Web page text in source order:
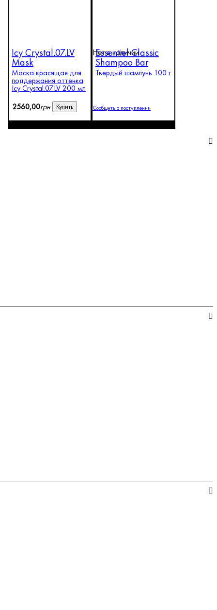
Icy Crystal.07.LV
Mask
Маска красящая для
поддержания оттенка
Icy Crystal.07.LV 200 мл
2560,00грн Купить
Нет в наличии
Essentiel Classic
Shampoo Bar
Твердый шампунь 100 г
Сообщить о поступлении